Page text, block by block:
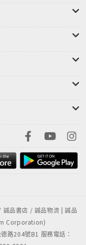
品書店 / 誠品物流 | 誠品
Corporation)
路204號B1 服務電話：